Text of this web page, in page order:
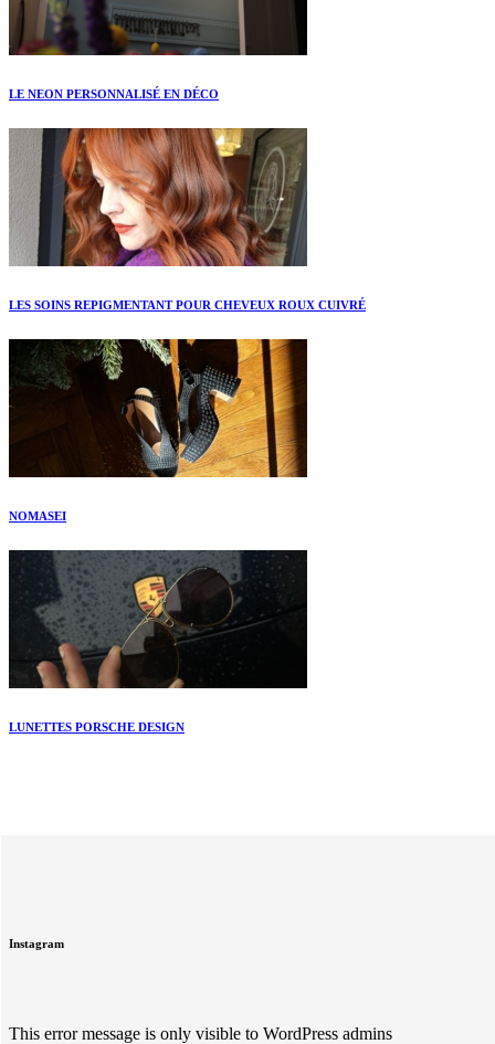
LE NEON PERSONNALISÉ EN DÉCO
LES SOINS REPIGMENTANT POUR CHEVEUX ROUX CUIVRÉ
NOMASEI
LUNETTES PORSCHE DESIGN
Instagram
This error message is only visible to WordPress admins